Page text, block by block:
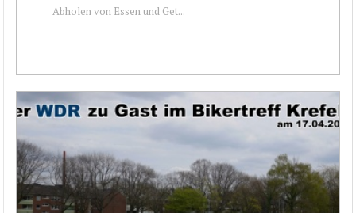
Abholen von Essen und Get...